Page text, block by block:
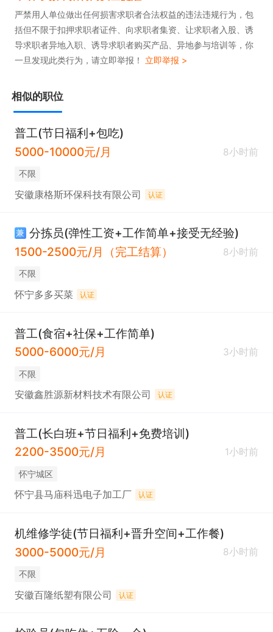
严禁用人单位做出任何损害求职者合法权益的违法违规行为，包
括但不限于扣押求职者证件、向求职者集资、让求职者入股、诱
导求职者异地入职、诱导求职者购买产品、异地参与培训等，你
一旦发现此类行为，请立即举报！ 立即举报 >
相似的职位
普工(节日福利+包吃)
5000-10000元/月
8小时前
不限
安徽康格斯环保科技有限公司 认证
兼 分拣员(弹性工资+工作简单+接受无经验)
1500-2500元/月（完工结算）
8小时前
不限
怀宁多多买菜 认证
普工(食宿+社保+工作简单)
5000-6000元/月
3小时前
不限
安徽鑫胜源新材料技术有限公司 认证
普工(长白班+节日福利+免费培训)
2200-3500元/月
1小时前
怀宁城区
怀宁县马庙科迅电子加工厂 认证
机维修学徒(节日福利+晋升空间+工作餐)
3000-5000元/月
8小时前
不限
安徽百隆纸塑有限公司 认证